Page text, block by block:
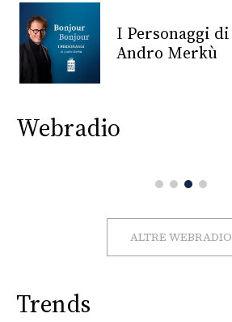
CONSIGLIA
I Personaggi di
Andro Merkù
Webradio
ALTRE WEBRADIO
Trends